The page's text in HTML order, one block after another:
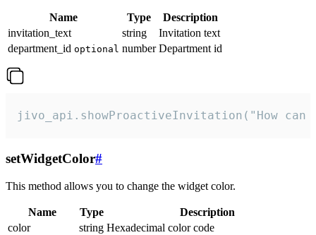
Name Type
Description
invitation_text
string
Invitation text
department_id optional number Department id
jivo_api.showProactiveInvitation("How
setWidgetColor#
This method allows you to change the widget color.
Name Type
Description
color
string Hexadecimal color code